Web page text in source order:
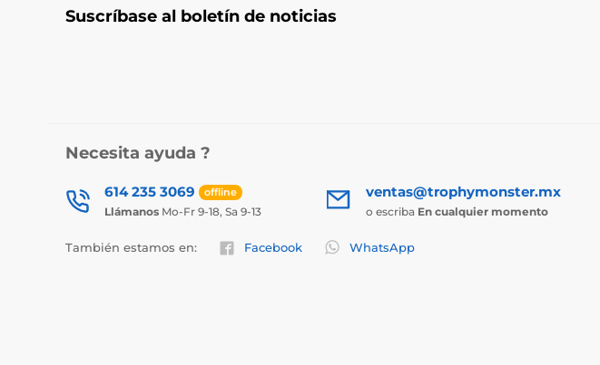
Suscríbase al boletín de noticias
Necesita ayuda ?
614 235 3069 offline
Llámanos Mo-Fr 9-18, Sa 9-13
ventas@trophymonster.mx
o escriba En cualquier momento
También estamos en: Facebook WhatsApp